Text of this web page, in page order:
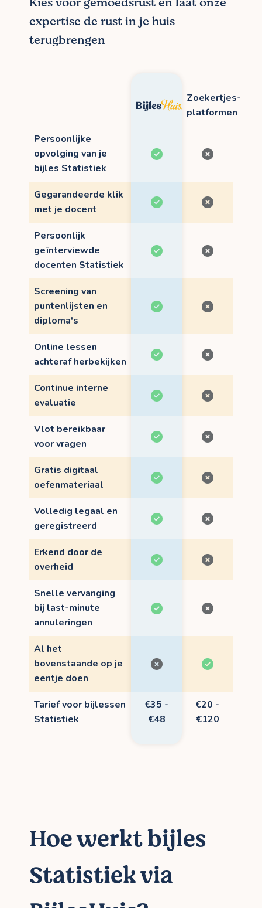
expertise de rust in je huis
terugbrengen
Zoekertjes-
platformen
Persoonlijke
opvolging van je
bijles Statistiek
Gegarandeerde klik
met je docent
Persoonlijk
geïnterviewde
docenten Statistiek
Screening van
puntenlijsten en
diploma's
Online lessen
achteraf herbekijken
Continue interne
evaluatie
Vlot bereikbaar
voor vragen
Gratis digitaal
oefenmateriaal
Volledig legaal en
geregistreerd
Erkend door de
overheid
Snelle vervanging
bij last-minute
annuleringen
Al het
bovenstaande op je
eentje doen
Tarief voor bijlessen
Statistiek
€35 -
€48
€20 -
€120
Hoe werkt bijles
Statistiek via